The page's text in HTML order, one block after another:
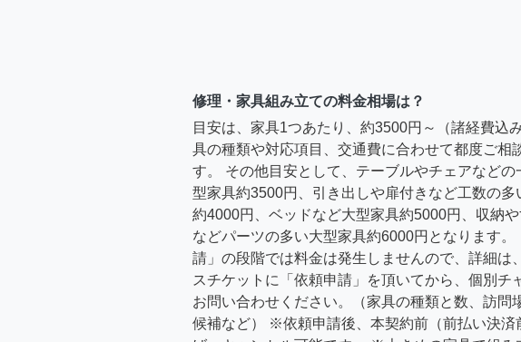
修理・家具組み立ての料金相場は？
目安は、家具1つあたり、約3500円～（諸経費込
具の種類や対応項目、交通費に合わせて都度ご相
す。 その他目安として、テーブルやチェアなどの
型家具約3500円、引き出しや扉付きなど工数の多
約4000円、ベッドなど大型家具約5000円、収納や
などパーツの多い大型家具約6000円となります。
請」の段階では料金は発生しませんので、詳細は
スチケットに「依頼申請」を頂いてから、個別チ
お問い合わせください。（家具の種類と数、訪問
候補など） ※依頼申請後、本契約前（前払い決済